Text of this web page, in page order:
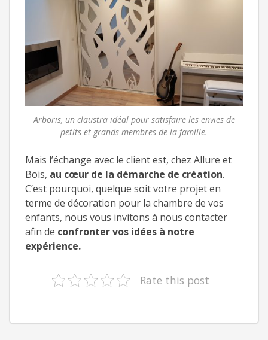
Arboris, un claustra idéal pour satisfaire les envies de
petits et grands membres de la famille.
Mais l’échange avec le client est, chez Allure et
Bois, au cœur de la démarche de création.
C’est pourquoi, quelque soit votre projet en
terme de décoration pour la chambre de vos
enfants, nous vous invitons à nous contacter
afin de confronter vos idées à notre
expérience.
Rate this post